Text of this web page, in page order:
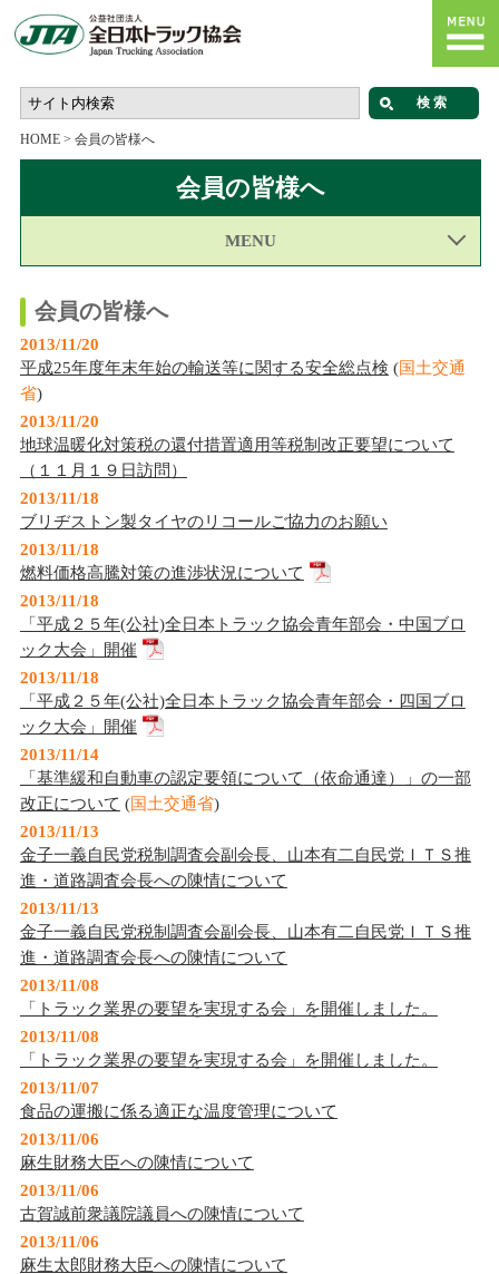
HOME> 会員の皆様へ
会員の皆様へ
MENU
会員の皆様へ
2013/11/20
平成25年度年末年始の輸送等に関する安全総点検 (国土交通
省)
2013/11/20
地球温暖化対策税の還付措置適用等税制改正要望について
（１１月１９日訪問）
2013/11/18
ブリヂストン製タイヤのリコールご協力のお願い
2013/11/18
燃料価格高騰対策の進渉状況について
2013/11/18
「平成２５年(公社)全日本トラック協会青年部会・中国ブロ
ック大会」開催
2013/11/18
「平成２５年(公社)全日本トラック協会青年部会・四国ブロ
ック大会」開催
2013/11/14
「基準緩和自動車の認定要領について（依命通達）」の一部
改正について (国土交通省)
2013/11/13
金子一義自民党税制調査会副会長、山本有二自民党ＩＴＳ推
進・道路調査会長への陳情について
2013/11/13
金子一義自民党税制調査会副会長、山本有二自民党ＩＴＳ推
進・道路調査会長への陳情について
2013/11/08
「トラック業界の要望を実現する会」を開催しました。
2013/11/08
「トラック業界の要望を実現する会」を開催しました。
2013/11/07
食品の運搬に係る適正な温度管理について
2013/11/06
麻生財務大臣への陳情について
2013/11/06
古賀誠前衆議院議員への陳情について
2013/11/06
麻生太郎財務大臣への陳情について